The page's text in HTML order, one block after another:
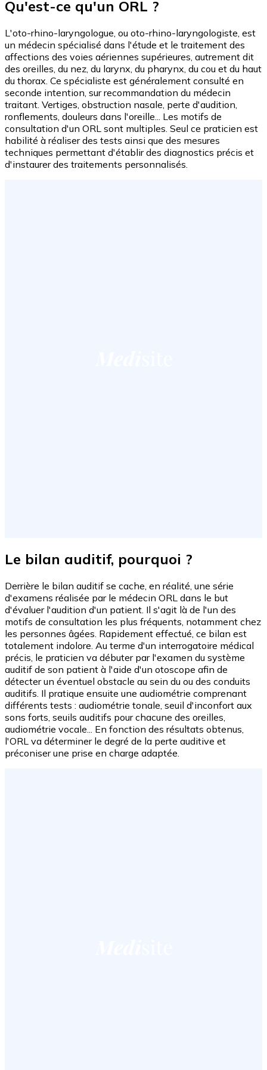
Qu'est-ce qu'un ORL ?
L'oto-rhino-laryngologue, ou oto-rhino-laryngologiste, est
un médecin spécialisé dans l'étude et le traitement des
affections des voies aériennes supérieures, autrement dit
des oreilles, du nez, du larynx, du pharynx, du cou et du haut
du thorax. Ce spécialiste est généralement consulté en
seconde intention, sur recommandation du médecin
traitant. Vertiges, obstruction nasale, perte d'audition,
ronflements, douleurs dans l'oreille... Les motifs de
consultation d'un ORL sont multiples. Seul ce praticien est
habilité à réaliser des tests ainsi que des mesures
techniques permettant d'établir des diagnostics précis et
d'instaurer des traitements personnalisés.
Le bilan auditif, pourquoi ?
Derrière le bilan auditif se cache, en réalité, une série
d'examens réalisée par le médecin ORL dans le but
d'évaluer l'audition d'un patient. Il s'agit là de l'un des
motifs de consultation les plus fréquents, notamment chez
les personnes âgées. Rapidement effectué, ce bilan est
totalement indolore. Au terme d'un interrogatoire médical
précis, le praticien va débuter par l'examen du système
auditif de son patient à l'aide d'un otoscope afin de
détecter un éventuel obstacle au sein du ou des conduits
auditifs. Il pratique ensuite une audiométrie comprenant
différents tests : audiométrie tonale, seuil d'inconfort aux
sons forts, seuils auditifs pour chacune des oreilles,
audiométrie vocale... En fonction des résultats obtenus,
l'ORL va déterminer le degré de la perte auditive et
préconiser une prise en charge adaptée.